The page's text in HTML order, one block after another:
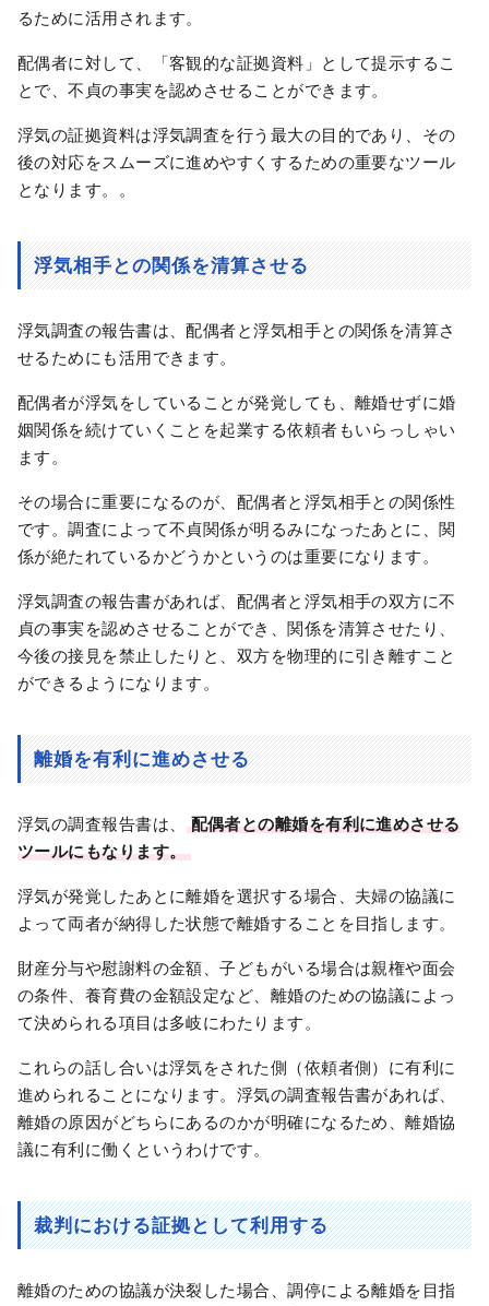
るために活用されます。
配偶者に対して、「客観的な証拠資料」として提示するこ
とで、不貞の事実を認めさせることができます。
浮気の証拠資料は浮気調査を行う最大の目的であり、その
後の対応をスムーズに進めやすくするための重要なツール
となります。。
浮気相手との関係を清算させる
浮気調査の報告書は、配偶者と浮気相手との関係を清算さ
せるためにも活用できます。
配偶者が浮気をしていることが発覚しても、離婚せずに婚
姻関係を続けていくことを起業する依頼者もいらっしゃい
ます。
その場合に重要になるのが、配偶者と浮気相手との関係性
です。調査によって不貞関係が明るみになったあとに、関
係が絶たれているかどうかというのは重要になります。
浮気調査の報告書があれば、配偶者と浮気相手の双方に不
貞の事実を認めさせることができ、関係を清算させたり、
今後の接見を禁止したりと、双方を物理的に引き離すこと
ができるようになります。
離婚を有利に進めさせる
浮気の調査報告書は、
配偶者との離婚を有利に進めさせる
ツールにもなります。
浮気が発覚したあとに離婚を選択する場合、夫婦の協議に
よって両者が納得した状態で離婚することを目指します。
財産分与や慰謝料の金額、子どもがいる場合は親権や面会
の条件、養育費の金額設定など、離婚のための協議によっ
て決められる項目は多岐にわたります。
これらの話し合いは浮気をされた側（依頼者側）に有利に
進められることになります。浮気の調査報告書があれば、
離婚の原因がどちらにあるのかが明確になるため、離婚協
議に有利に働くというわけです。
裁判における証拠として利用する
離婚のための協議が決裂した場合、調停による離婚を目指